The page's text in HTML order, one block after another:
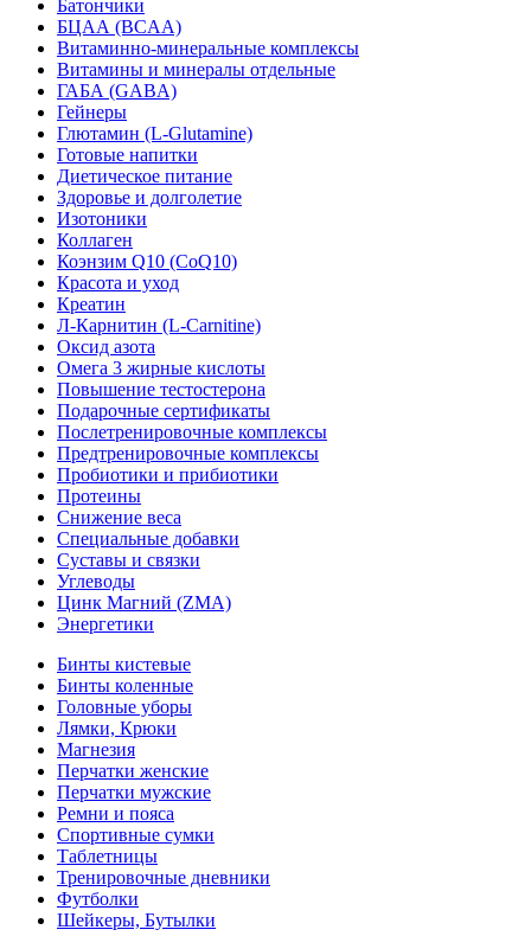
Батончики
БЦАА (BCAA)
Витаминно-минеральные комплексы
Витамины и минералы отдельные
ГАБА (GABA)
Гейнеры
Глютамин (L-Glutamine)
Готовые напитки
Диетическое питание
Здоровье и долголетие
Изотоники
Коллаген
Коэнзим Q10 (CoQ10)
Красота и уход
Креатин
Л-Карнитин (L-Сarnitine)
Оксид азота
Омега 3 жирные кислоты
Повышение тестостерона
Подарочные сертификаты
Послетренировочные комплексы
Предтренировочные комплексы
Пробиотики и прибиотики
Протеины
Снижение веса
Специальные добавки
Суставы и связки
Углеводы
Цинк Магний (ZMA)
Энергетики
Бинты кистевые
Бинты коленные
Головные уборы
Лямки, Крюки
Магнезия
Перчатки женские
Перчатки мужские
Ремни и пояса
Спортивные сумки
Таблетницы
Тренировочные дневники
Футболки
Шейкеры, Бутылки